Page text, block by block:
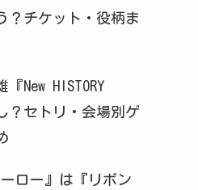
？チケット・役柄ま
New HISTORY
？セトリ・会場別ゲ
ロー』は『リボン